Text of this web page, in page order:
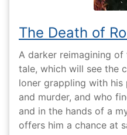
The Death of
A darker reimagining
tale, which will see the
loner grappling with
and murder, and who
and in the hands of a
offers him a chance at